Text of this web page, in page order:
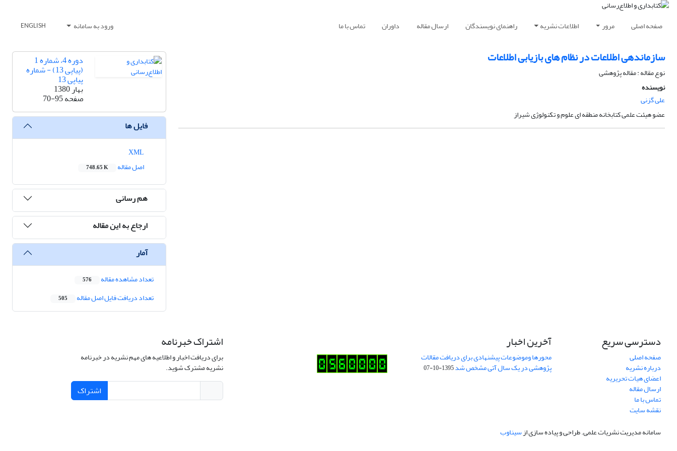
صفحه اصلی مرور اطلاعات نشریه راهنمای نویسندگان ارسال مقاله داوران تماس با ما ورود به سامانه ENGLISH
سازماندهی اطلاعات در نظام های بازیابی اطلاعات
نوع مقاله : مقاله پژوهشی
نویسنده
علی گزنی
عضو هیئت علمی کتابخانه منطقه ای علوم و تکنولوژی شیراز
دوره 4، شماره 1
(پیاپی 13) - شماره
پیاپی 13
بهار 1380
صفحه70-95
فایل ها
اصل مقاله
748.65 K
هم رسانی
ارجاع به این مقاله
آمار
تعداد مشاهده مقاله 576
تعداد دریافت فایل اصل مقاله 505
دسترسی سریع
صفحه اصلی
درباره نشریه
اعضای هیات تحریریه
ارسال مقاله
تماس با ما
نقشه سایت
آخرین اخبار
محورها وموضوعات پیشنهادی برای دریافت مقالات
پژوهشی در یک سال آتی مشخص شد1395-10-07
اشتراک خبرنامه
برای دریافت اخبار و اطلاعیه های مهم نشریه در خبرنامه
نشریه مشترک شوید.
اشتراک
سامانه مدیریت نشریات علمی.طراحی و پیاده سازی ازسیناوب